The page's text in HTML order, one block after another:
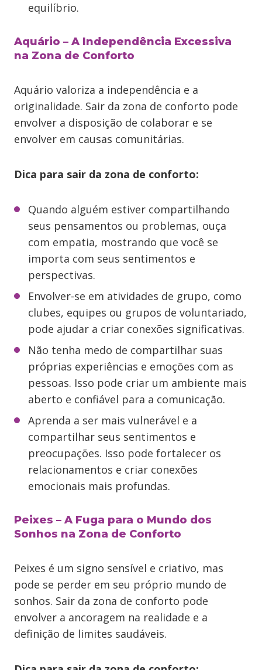
equilíbrio.
Aquário – A Independência Excessiva
na Zona de Conforto
Aquário valoriza a independência e a
originalidade. Sair da zona de conforto pode
envolver a disposição de colaborar e se
envolver em causas comunitárias.
Dica para sair da zona de conforto:
Quando alguém estiver compartilhando
seus pensamentos ou problemas, ouça
com empatia, mostrando que você se
importa com seus sentimentos e
perspectivas.
Envolver-se em atividades de grupo, como
clubes, equipes ou grupos de voluntariado,
pode ajudar a criar conexões significativas.
Não tenha medo de compartilhar suas
próprias experiências e emoções com as
pessoas. Isso pode criar um ambiente mais
aberto e confiável para a comunicação.
Aprenda a ser mais vulnerável e a
compartilhar seus sentimentos e
preocupações. Isso pode fortalecer os
relacionamentos e criar conexões
emocionais mais profundas.
Peixes – A Fuga para o Mundo dos
Sonhos na Zona de Conforto
Peixes é um signo sensível e criativo, mas
pode se perder em seu próprio mundo de
sonhos. Sair da zona de conforto pode
envolver a ancoragem na realidade e a
definição de limites saudáveis.